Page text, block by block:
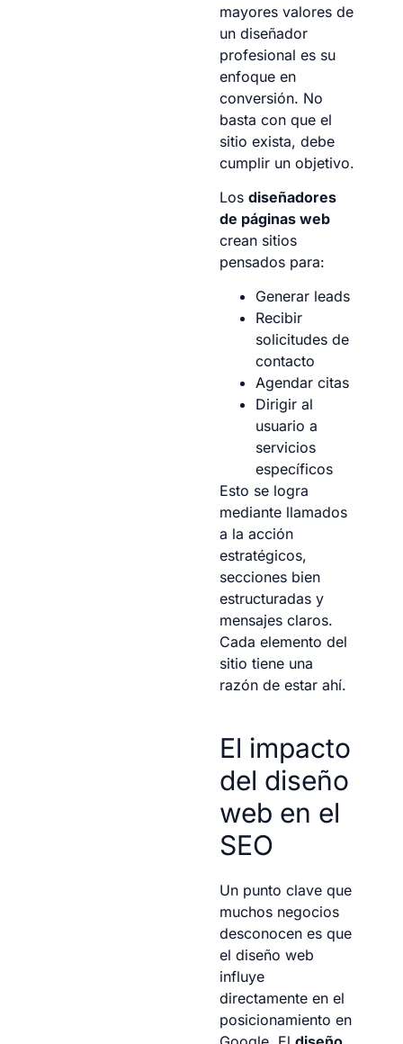
mayores valores de
un diseñador
profesional es su
enfoque en
conversión. No
basta con que el
sitio exista, debe
cumplir un objetivo.
Los diseñadores
de páginas web
crean sitios
pensados para:
Generar leads
Recibir
solicitudes de
contacto
Agendar citas
Dirigir al
usuario a
servicios
específicos
Esto se logra
mediante llamados
a la acción
estratégicos,
secciones bien
estructuradas y
mensajes claros.
Cada elemento del
sitio tiene una
razón de estar ahí.
El impacto
del diseño
web en el
SEO
Un punto clave que
muchos negocios
desconocen es que
el diseño web
influye
directamente en el
posicionamiento en